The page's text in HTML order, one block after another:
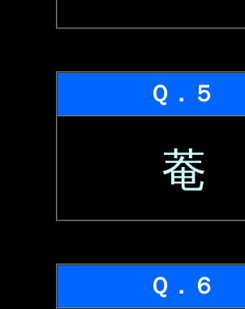
Ｑ．５
菴
Ｑ．６